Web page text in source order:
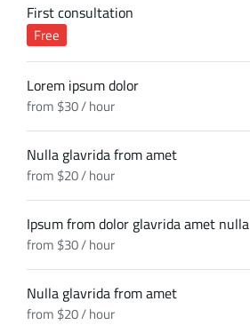
First consultation
Free
Lorem ipsum dolor
from $30 / hour
Nulla glavrida from amet
from $20 / hour
Ipsum from dolor glavrida amet nulla
from $30 / hour
Nulla glavrida from amet
from $20 / hour